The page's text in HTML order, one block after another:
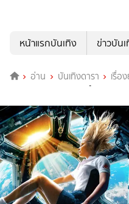
หน้าแรกบันเทิง
ข่าวบัน
อ่าน บันเทิงดารา เรื่อ
Challenge เดอะ ชาเลนจ์